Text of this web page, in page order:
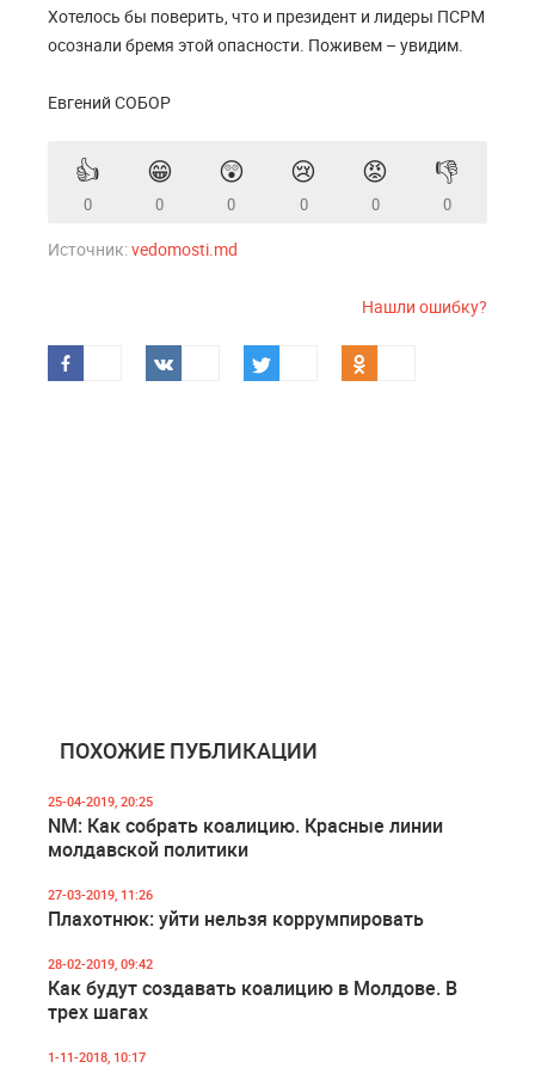
Хотелось бы поверить, что и президент и лидеры ПСРМ
осознали бремя этой опасности. Поживем – увидим.
Евгений СОБОР
👍
0
😁
0
😲
0
😢
0
😡
0
👎
0
Источник:vedomosti.md
Нашли ошибку?
ПОХОЖИЕ ПУБЛИКАЦИИ
25-04-2019, 20:25
NM: Как собрать коалицию. Красные линии
молдавской политики
27-03-2019, 11:26
Плахотнюк: уйти нельзя коррумпировать
28-02-2019, 09:42
Как будут создавать коалицию в Молдове. В
трех шагах
1-11-2018, 10:17